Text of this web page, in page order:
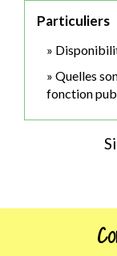
Particuliers
Quelles
fonction